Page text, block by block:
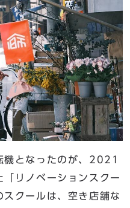
機となったのが、2021
リノベーションスクー
クールは、空き店舗な